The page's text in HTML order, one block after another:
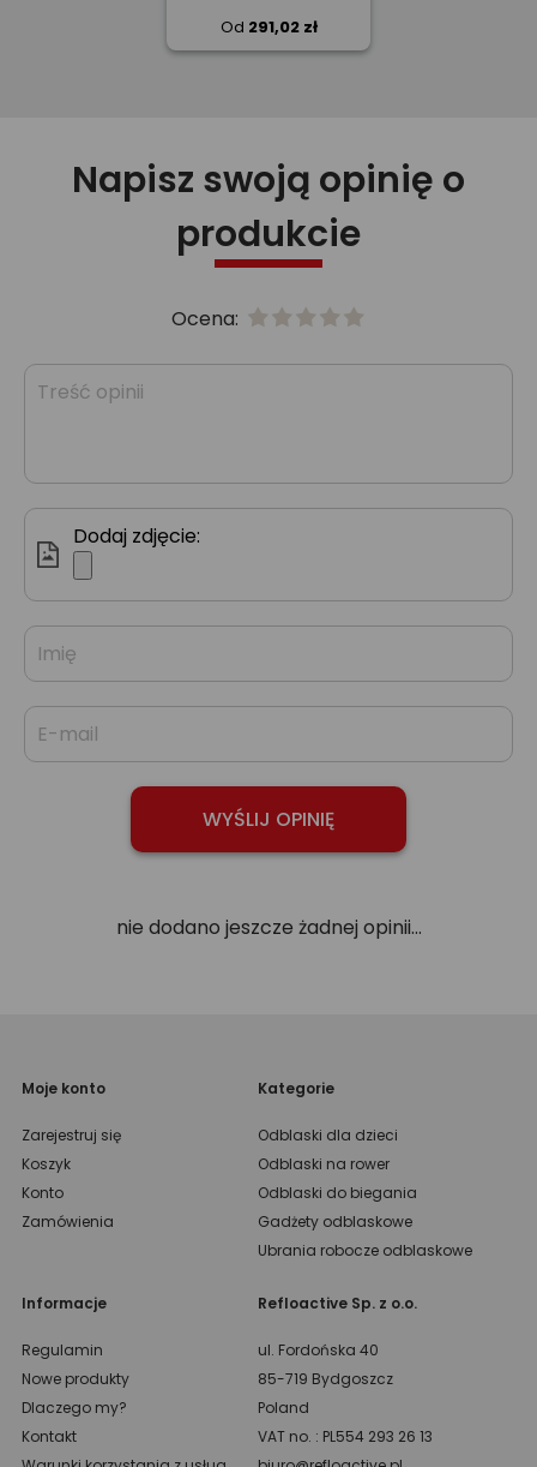
Od 291,02 zł
Napisz swoją opinię o
produkcie
Ocena:
Dodaj zdjęcie:
nie dodano jeszcze żadnej opinii...
Moje konto
Zarejestruj się
Koszyk
Konto
Zamówienia
Kategorie
Odblaski dla dzieci
Odblaski na rower
Odblaski do biegania
Gadżety odblaskowe
Ubrania robocze odblaskowe
Informacje
Regulamin
Nowe produkty
Dlaczego my?
Kontakt
Refloactive Sp. z o.o.
ul. Fordońska 40
85-719 Bydgoszcz
Poland
VAT no. : PL554 293 26 13